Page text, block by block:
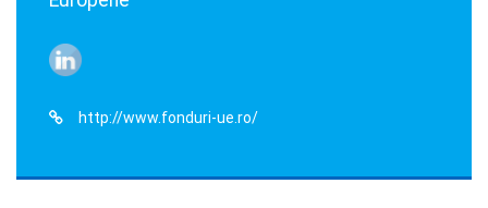
http://www.fonduri-ue.ro/